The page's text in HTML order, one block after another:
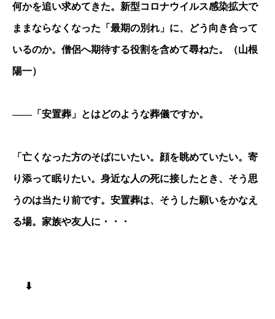
何かを追い求めてきた。新型コロナウイルス感染拡大で
ままならなくなった「最期の別れ」に、どう向き合って
いるのか。僧侶へ期待する役割を含めて尋ねた。（山根
陽一）
――「安置葬」とはどのような葬儀ですか。
「亡くなった方のそばにいたい。顔を眺めていたい。寄
り添って眠りたい。身近な人の死に接したとき、そう思
うのは当たり前です。安置葬は、そうした願いをかなえ
る場。家族や友人に・・・
⬇︎